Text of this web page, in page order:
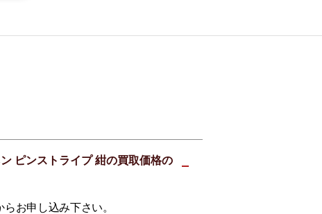
ピンストライプ 紺の買取価格の
お申し込み下さい。